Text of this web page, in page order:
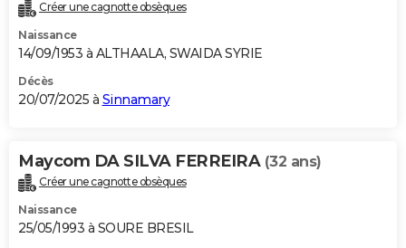
Créer une cagnotte obsèques
Naissance
14/09/1953 à ALTHAALA, SWAIDA SYRIE
Décès
20/07/2025 à Sinnamary
Maycom DA SILVA FERREIRA (32 ans)
Créer une cagnotte obsèques
Naissance
25/05/1993 à SOURE BRESIL